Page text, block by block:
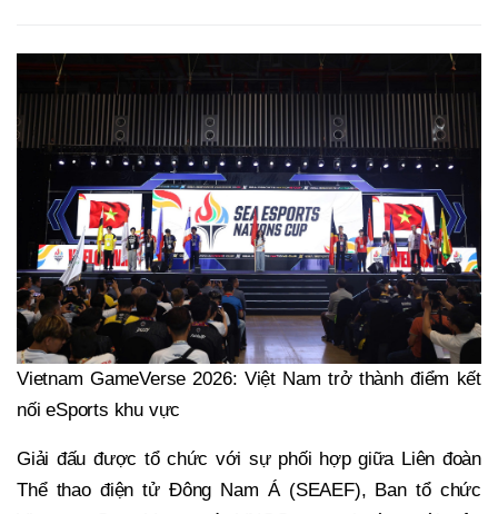
Vietnam GameVerse 2026: Việt Nam trở thành điểm kết
nối eSports khu vực
Giải đấu được tổ chức với sự phối hợp giữa Liên đoàn
Thể thao điện tử Đông Nam Á (SEAEF), Ban tổ chức